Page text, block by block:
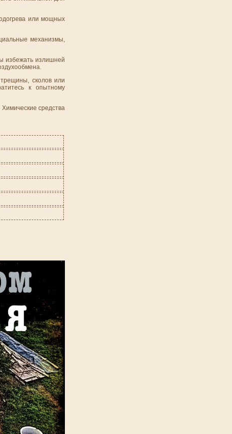
или мощных
механизмы,
избежать излишней
сколов или
к опытному
средства